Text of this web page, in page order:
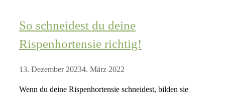
So schneidest du deine
Rispenhortensie richtig!
13. Dezember 20234. März 2022
Wenn du deine Rispenhortensie schneidest, bilden sie